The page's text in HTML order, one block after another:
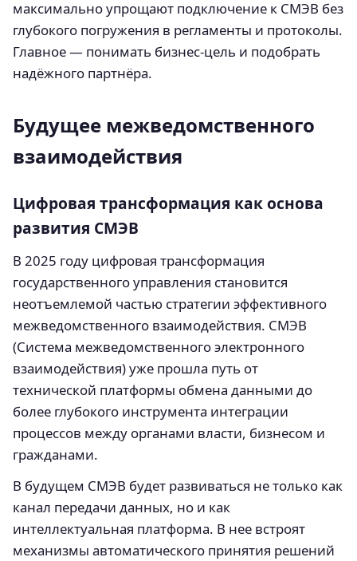
максимально упрощают подключение к СМЭВ без
глубокого погружения в регламенты и протоколы.
Главное — понимать бизнес-цель и подобрать
надёжного партнёра.
Будущее межведомственного
взаимодействия
Цифровая трансформация как основа
развития СМЭВ
В 2025 году цифровая трансформация
государственного управления становится
неотъемлемой частью стратегии эффективного
межведомственного взаимодействия. СМЭВ
(Система межведомственного электронного
взаимодействия) уже прошла путь от
технической платформы обмена данными до
более глубокого инструмента интеграции
процессов между органами власти, бизнесом и
гражданами.
В будущем СМЭВ будет развиваться не только как
канал передачи данных, но и как
интеллектуальная платформа. В нее встроят
механизмы автоматического принятия решений